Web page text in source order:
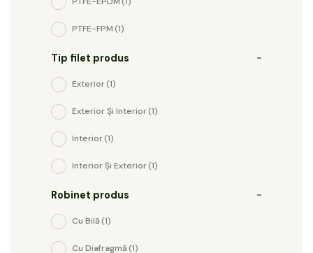
PTFE-FPM(1)
Tip filet produs -
Exterior(1)
Exterior Și Interior(1)
Interior(1)
Interior Și Exterior(1)
Robinet produs -
Cu Bilă(1)
Cu Diafragmă(1)